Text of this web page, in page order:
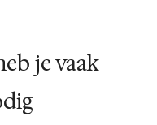
je vaak